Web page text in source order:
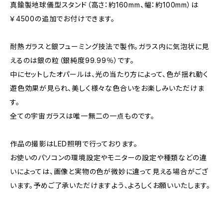
真鍮製地球儀型スタンド（高さ：約160mm、幅：約100mm）は
￥4500の追加でお付けできます。
耐熱ガラスと銀フューミング技法で製作。ガラス内に気泡状に見
えるのは銀の粒（銀純度99.99％）です。
中にセットしたオパールは、光の当たり方によって、色が揺れ動く
遊色効果が見られ、美しく様々な色合いをお楽しみいただけま
す。
全ての宇宙ガラスは唯一無二の一点ものです。
作品の撮影はLED照明で行っております。
お使いのパソコンの環境設定やモニターの設定や種類などの違
いによっては、画像と実物の色が微妙に違って見える場合がござ
います。予めご了承いただけますよう、よろしくお願いいたします。